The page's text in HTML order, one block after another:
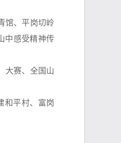
馆、平岗切岭
中感受精神传
大赛、全国山
和平村、富岗